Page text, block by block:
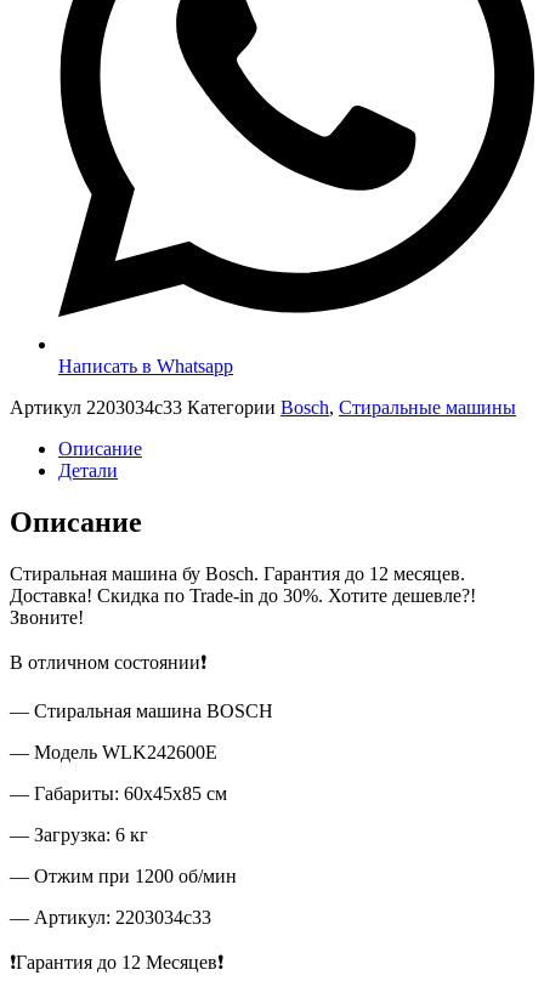
Написать в Whatsapp
Артикул 2203034c33 Категории Bosch, Стиральные машины
Описание
Детали
Описание
Стиральная машина бу Bosch. Гарантия до 12 месяцев.
Доставка! Скидка по Trade-in до 30%. Хотите дешевле?!
Звоните!
В отличном состоянии❗
— Стиральная машина BOSCH
— Модель WLK242600E
— Габариты: 60х45х85 см
— Загрузка: 6 кг
— Отжим при 1200 об/мин
— Артикул: 2203034c33
❗Гарантия до 12 Месяцев❗